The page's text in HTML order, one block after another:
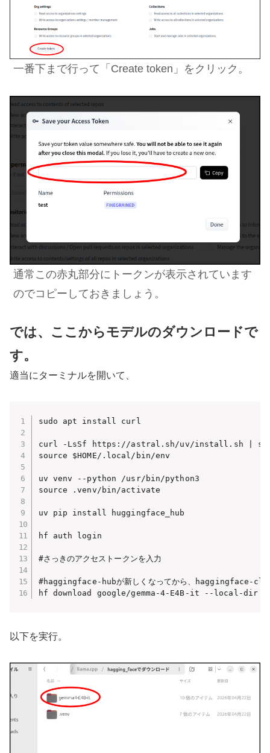
一番下まで行って「Create token」をクリック。
通常この赤丸部分にトークンが表示されています
のでコピーしておきましょう。
では、ここからモデルのダウンロードで
す。
適当にターミナルを開いて、
sudo apt install curl
curl -LsSf https://astral.sh/uv/install.sh | sh
source $HOME/.local/bin/env
uv venv --python /usr/bin/python3
source .venv/bin/activate
uv pip install huggingface_hub
hf auth login
#さっきのアクセストークンを入力
#haggingface-hubが新しくなってから、haggingface-cli
hf download google/gemma-4-E4B-it --local-dir ./
以下を実行。